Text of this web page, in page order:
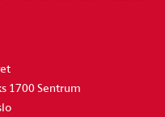
1700 Sentrum